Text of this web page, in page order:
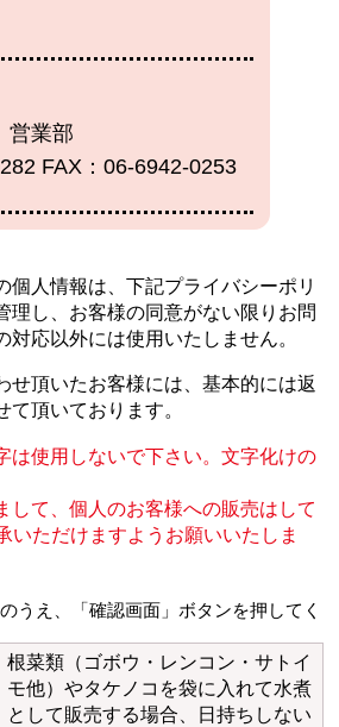
業部
FAX：06-6942-0253
個人情報は、下記プライバシーポリ
理し、 お客様の同意がない限りお問
対応以外には使用いたしません。
せ頂いたお客様には、基本的には返
頂いております。
は使用しないで下さい。文字化けの
して、個人のお客様への販売はして
いただけますようお願いいたしま
うえ、「確認画面」ボタンを押してく
根菜類（ゴボウ・レンコン・サトイ
モ他）やタケノコを袋に入れて水煮
として販売する場合、日持ちしない